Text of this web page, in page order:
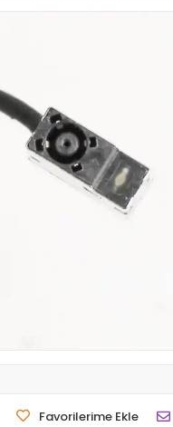
Favorilerime Ekle